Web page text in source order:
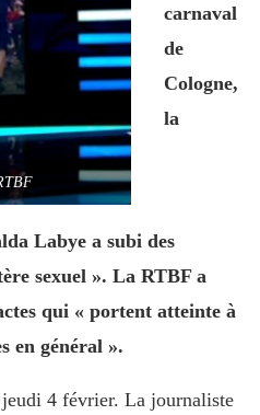
carnaval
de
Cologne,
la
Labye a subi des
sexuel ». La RTBF a
qui « portent atteinte à
en général ».
jeudi 4 février. La journaliste